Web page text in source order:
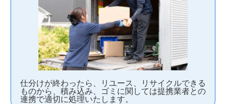
仕分けが終わったら、リユース、リサイクルできる
ものから、積み込み、ゴミに関しては提携業者との
連携で適切に処理いたします。